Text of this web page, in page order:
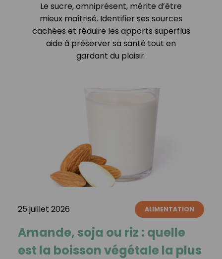
Le sucre, omniprésent, mérite d’être
mieux maîtrisé. Identifier ses sources
cachées et réduire les apports superflus
aide à préserver sa santé tout en
gardant du plaisir.
25 juillet 2026 ALIMENTATION
Amande, soja ou riz : quelle
est la boisson végétale la plus